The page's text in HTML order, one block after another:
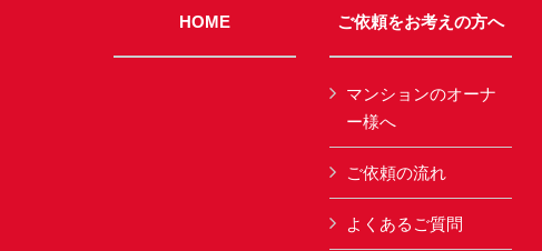
HOME ご依頼をお考えの方へ
マンションのオーナ
ー様へ
ご依頼の流れ
よくあるご質問